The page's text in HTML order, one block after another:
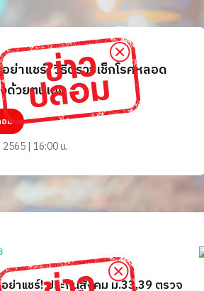
ย่าแชร์! วิธีตรวจเช็กโรคหลอด
ด้วยตนเอง
อม
| 16:00 น.
ย่าแชร์! ประกันสังคม ม.33,39 ตรวจ